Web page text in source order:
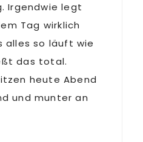
Irgendwie legt
Tag wirklich
alles so läuft wie
das total.
heute Abend
und munter an